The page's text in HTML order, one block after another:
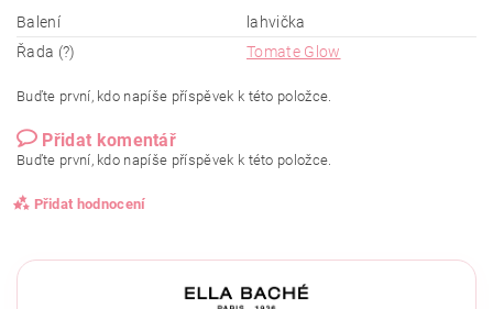
Balení
lahvička
Řada (?)
Tomate Glow
Buďte první, kdo napíše příspěvek k této položce.
Přidat komentář
Buďte první, kdo napíše příspěvek k této položce.
Přidat hodnocení